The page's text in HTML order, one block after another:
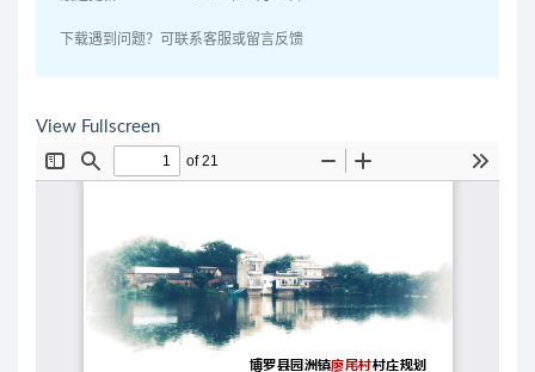
下载遇到问题？可联系客服或留言反馈
View Fullscreen